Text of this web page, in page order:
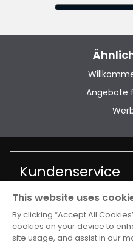
Angebote
Kundenservice
FAQ
Information
This website uses
By clicking “Accept All
cookies on your device to
site usage, and assist in our